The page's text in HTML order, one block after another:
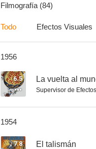
Filmografía (84)
Todo Efectos Visuales
1956
6.5 La vuelta al
Supervisor de
1954
7.8 El talismán